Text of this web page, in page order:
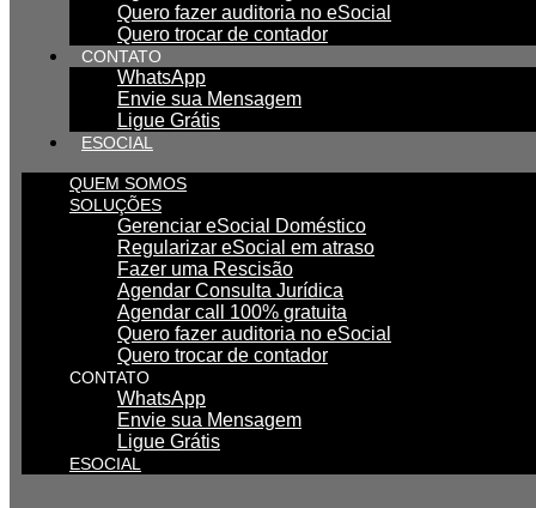
Quero fazer auditoria no eSocial
Quero trocar de contador
CONTATO
WhatsApp
Envie sua Mensagem
Ligue Grátis
ESOCIAL
QUEM SOMOS
SOLUÇÕES
Gerenciar eSocial Doméstico
Regularizar eSocial em atraso
Fazer uma Rescisão
Agendar Consulta Jurídica
Agendar call 100% gratuita
Quero fazer auditoria no eSocial
Quero trocar de contador
CONTATO
WhatsApp
Envie sua Mensagem
Ligue Grátis
ESOCIAL